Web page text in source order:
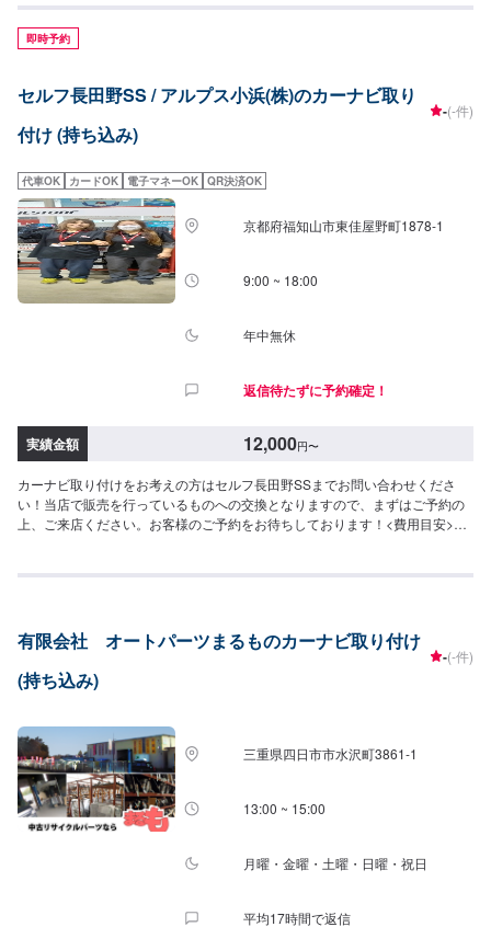
即時予約
セルフ長田野SS / アルプス小浜(株)のカーナビ取り
付け (持ち込み)
-(-件)
代車OK カードOK 電子マネーOK QR決済OK
京都府福知山市東佳屋野町1878-1
9:00 ~ 18:00
年中無休
返信待たずに予約確定！
実績金額 12,000円〜
カーナビ取り付けをお考えの方はセルフ長田野SSまでお問い合わせくださ
い！当店で販売を行っているものへの交換となりますので、まずはご予約の
上、ご来店ください。お客様のご予約をお待ちしております！<費用目安>ご
有限会社 オートパーツまるものカーナビ取り付け
(持ち込み)
-(-件)
三重県四日市市水沢町3861-1
13:00 ~ 15:00
月曜・金曜・土曜・日曜・祝日
平均17時間で返信